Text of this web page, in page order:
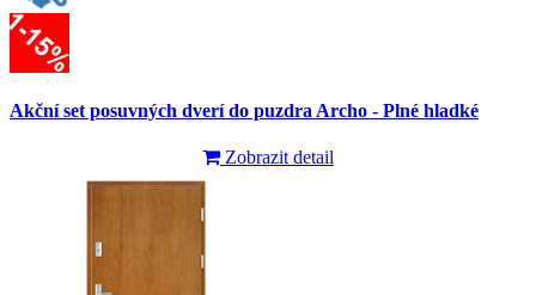
Akční set posuvných dverí do puzdra Archo - Plné hladké
Zobrazit detail